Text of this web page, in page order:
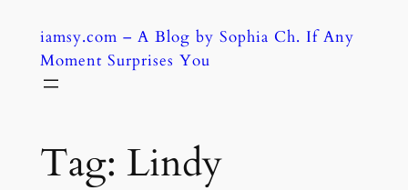
content
iamsy.com – A Blog by Sophia Ch. If Any
Moment Surprises You
Tag: Lindy